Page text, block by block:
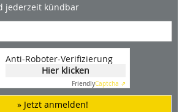
jederzeit kündbar
Anti-Roboter-Verifizierung
Hier klicken
FriendlyCaptcha ⇗
» Jetzt anmelden!